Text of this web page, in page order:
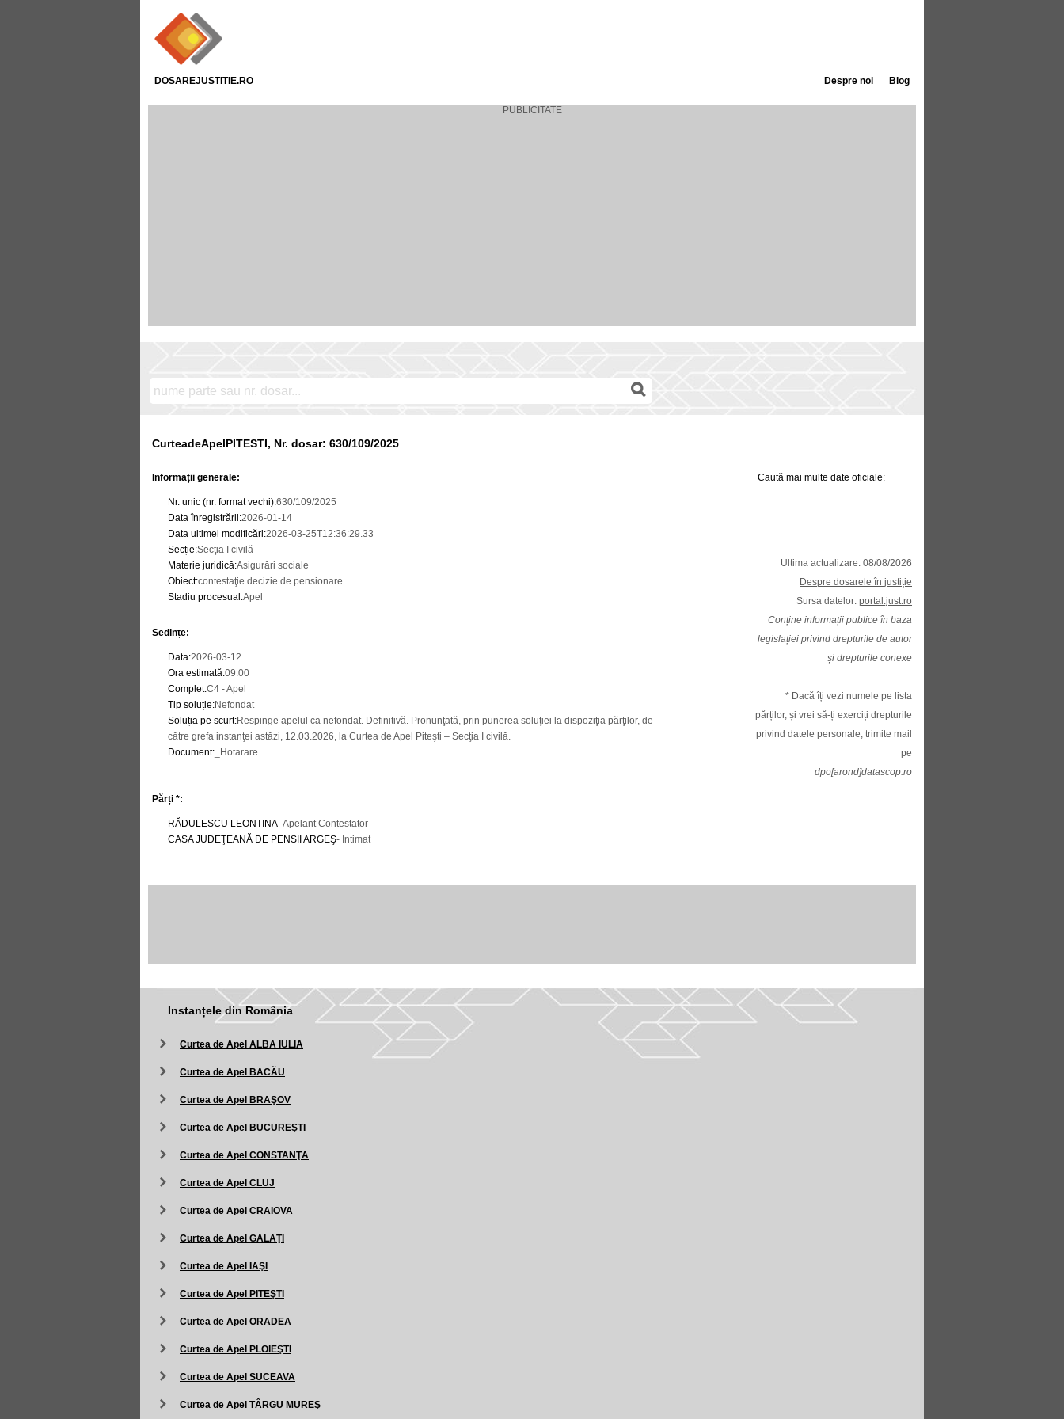
DOSAREJUSTITIE.RO Blog
Despre noi
CurteadeApelPITESTI, Nr. dosar: 630/109/2025
Informații generale:
Nr. unic (nr. format vechi):630/109/2025
Data înregistrării:2026-01-14
Data ultimei modificări:2026-03-25T12:36:29.33
Secție:Secţia I civilă
Materie juridică:Asigurări sociale
Obiect:contestaţie decizie de pensionare
Stadiu procesual :Apel
Sedințe:
Data:2026-03-12
Ora estimată:09:00
Complet:C4 - Apel
Tip soluție:Nefondat
Soluția pe scurt:Respinge apelul ca nefondat. Definitivă. Pronunţată, prin punerea soluţiei la dispoziţia părţilor, de
către grefa instanţei astăzi, 12.03.2026, la Curtea de Apel Piteşti – Secţia I civilă.
Document: _Hotarare
Părți *:
RĂDULESCU LEONTINA- Apelant Contestator
CASA JUDEŢEANĂ DE PENSII ARGEŞ- Intimat
Caută mai multe date oficiale:
Ultima actualizare: 08/08/2026
Despre dosarele în justiție
Sursa datelor: portal.just.ro
Conține informații publice în baza
legislației privind drepturile de autor
și drepturile conexe
* Dacă îți vezi numele pe lista
părților, și vrei să-ți exerciți drepturile
privind datele personale, trimite mail
pe
dpo[arond]datascop.ro
Instanțele din România
Curtea de Apel ALBA IULIA
Curtea de Apel BACĂU
Curtea de Apel BRAŞOV
Curtea de Apel BUCUREŞTI
Curtea de Apel CONSTANŢA
Curtea de Apel CLUJ
Curtea de Apel CRAIOVA
Curtea de Apel GALAŢI
Curtea de Apel IAŞI
Curtea de Apel PITEŞTI
Curtea de Apel ORADEA
Curtea de Apel PLOIEŞTI
Curtea de Apel SUCEAVA
Curtea de Apel TÂRGU MUREŞ